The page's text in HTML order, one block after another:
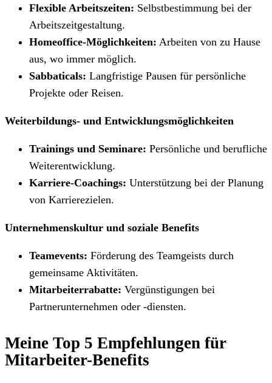
Flexible Arbeitszeiten: Selbstbestimmung bei der
Arbeitszeitgestaltung.
Homeoffice-Möglichkeiten: Arbeiten von zu Hause
aus, wo immer möglich.
Sabbaticals: Langfristige Pausen für persönliche
Projekte oder Reisen.
Weiterbildungs- und Entwicklungsmöglichkeiten
Trainings und Seminare: Persönliche und berufliche
Weiterentwicklung.
Karriere-Coachings: Unterstützung bei der Planung
von Karrierezielen.
Unternehmenskultur und soziale Benefits
Teamevents: Förderung des Teamgeists durch
gemeinsame Aktivitäten.
Mitarbeiterrabatte: Vergünstigungen bei
Partnerunternehmen oder -diensten.
Meine Top 5 Empfehlungen für
Mitarbeiter-Benefits